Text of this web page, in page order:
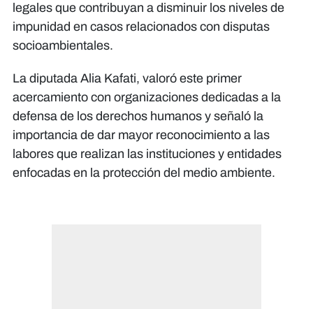
legales que contribuyan a disminuir los niveles de
impunidad en casos relacionados con disputas
socioambientales.
La diputada Alia Kafati, valoró este primer
acercamiento con organizaciones dedicadas a la
defensa de los derechos humanos y señaló la
importancia de dar mayor reconocimiento a las
labores que realizan las instituciones y entidades
enfocadas en la protección del medio ambiente.